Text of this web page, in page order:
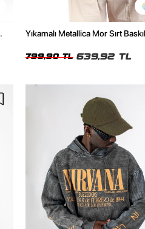
Yıkamalı Metallica Mor Sırt
799,90 TL 639,92 TL